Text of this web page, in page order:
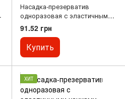
Насадка-презерватив
одноразовая с эластичными
усиками EGZO Tought cat
91.52 грн
Купить
ХИТ